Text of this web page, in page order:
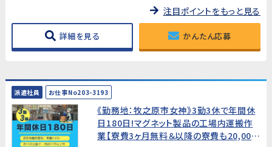
注目ポイントをもっと見る
詳細を見る かんたん応募
派遣社員 お仕事No203-3193
《勤務地：牧之原市女神》3勤3休で年間休
日180日!マグネット製品の工場内運搬作
業【寮費3ヶ月無料＆以降の寮費も20,000